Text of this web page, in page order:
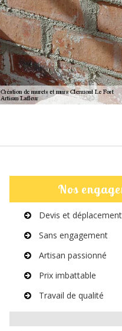
Nos
Devis et
Sans engagement
Artisan passionné
Prix imbattable
Travail de qualité